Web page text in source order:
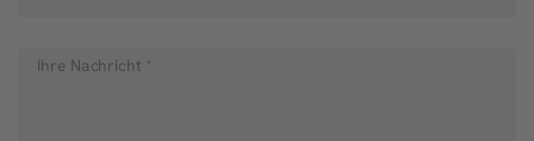
Ihre Nachricht *